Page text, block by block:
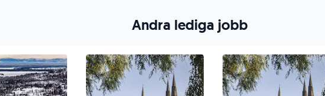
Andra lediga jobb